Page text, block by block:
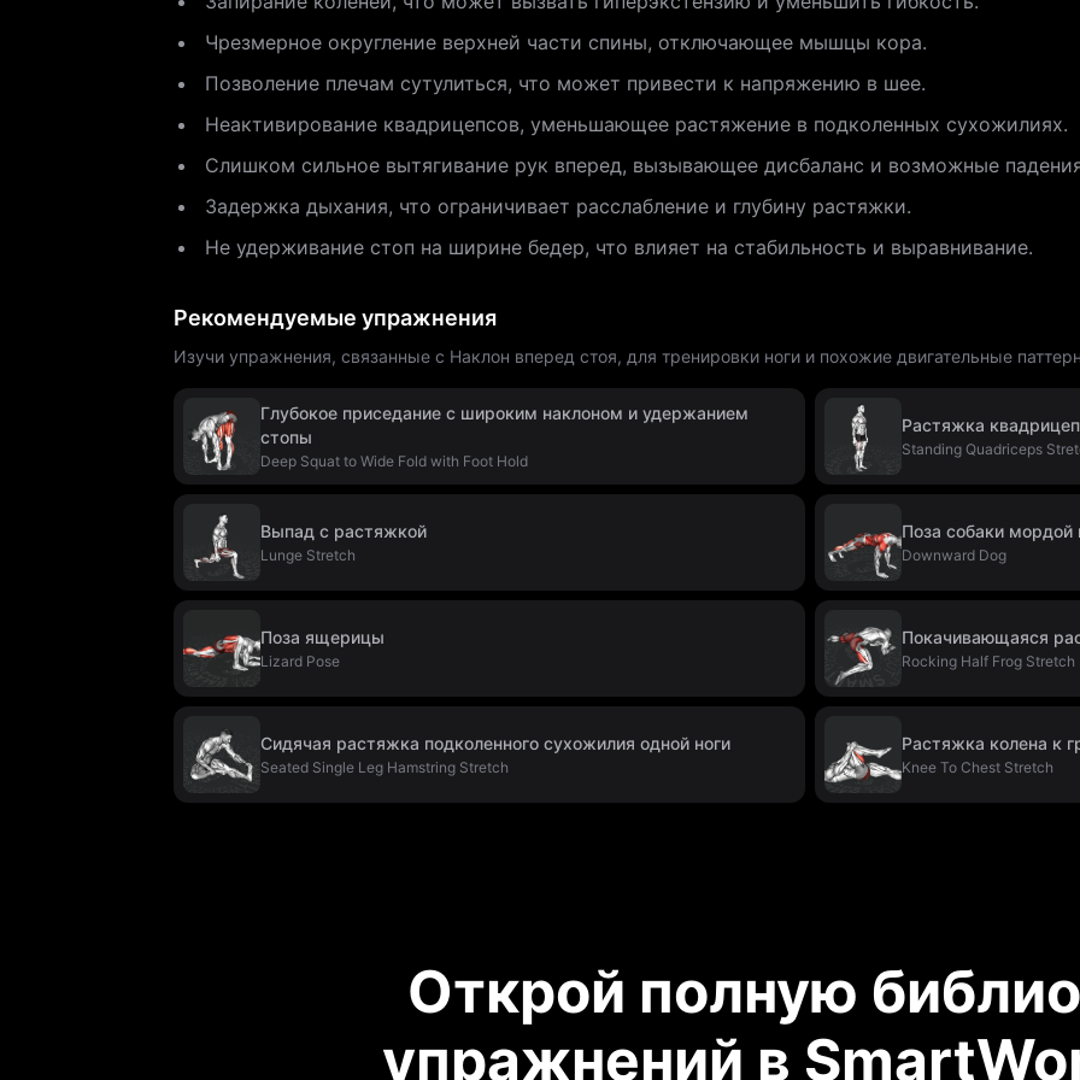
Чрезмерное округление верхней части спины, отключающее мышцы кора.
Позволение плечам сутулиться, что может привести к напряжению в шее.
Неактивирование квадрицепсов, уменьшающее растяжение в подколенных сухожилиях.
Слишком сильное вытягивание рук вперед, вызывающее дисбаланс и возможные
Задержка дыхания, что ограничивает расслабление и глубину растяжки.
Не удерживание стоп на ширине бедер, что влияет на стабильность и выравнивание.
Рекомендуемые упражнения
Изучи упражнения, связанные с Наклон вперед стоя, для тренировки ноги и похожие двигательные
Глубокое приседание с широким наклоном и удержанием
стопы
Deep Squat to Wide Fold with Foot Hold
Растяжка
Standing Quadriceps
Выпад с растяжкой
Lunge Stretch
Поза собаки мордой
Downward Dog
Поза ящерицы
Lizard Pose
Покачивающаяся
Rocking Half Frog Stretch
Сидячая растяжка подколенного сухожилия одной ноги
Seated Single Leg Hamstring Stretch
Растяжка колена к
Knee To Chest Stretch
Открой полную
упражнений в